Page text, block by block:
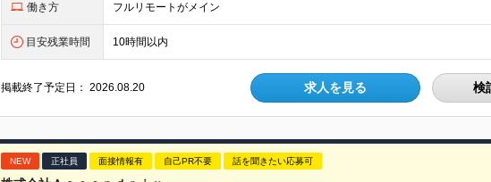
働き方 フルリモートがメイン
目安残業時間 10時間以内
掲載終了予定日：2026.08.20 求人を見る 検
NEW 正社員 面接情報有 自己PR不要 話を聞きたい応募可